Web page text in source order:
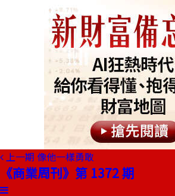
上一期 像他一樣勇敢
《商業周刊》第 1372 期